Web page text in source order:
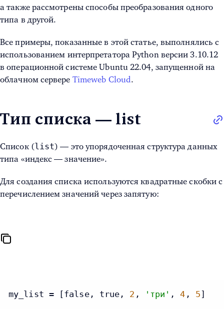
а также рассмотрены способы преобразования одного
типа в другой.
Все примеры, показанные в этой статье, выполнялись с
использованием интерпретатора Python версии 3.10.12
в операционной системе Ubuntu 22.04, запущенной на
облачном сервере Timeweb Cloud.
Тип списка — list
Список (list) — это упорядоченная структура данных
типа «индекс — значение».
Для создания списка используются квадратные скобки с
перечислением значений через запятую:
my_list = [false, true, 2 , 'три' , 4 , 5]